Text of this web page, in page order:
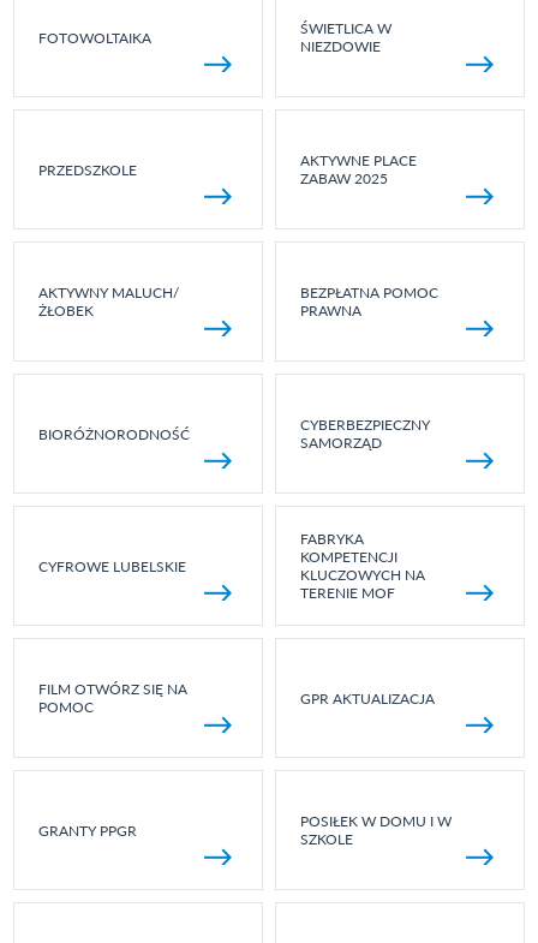
FOTOWOLTAIKA
ŚWIETLICA W
NIEZDOWIE
PRZEDSZKOLE
AKTYWNE PLACE
ZABAW 2025
AKTYWNY MALUCH/
ŻŁOBEK
BEZPŁATNA POMOC
PRAWNA
BIORÓŻNORODNOŚĆ
CYBERBEZPIECZNY
SAMORZĄD
CYFROWE LUBELSKIE
FABRYKA
KOMPETENCJI
KLUCZOWYCH NA
TERENIE MOF
FILM OTWÓRZ SIĘ NA
POMOC
GPR AKTUALIZACJA
GRANTY PPGR
POSIŁEK W DOMU I W
SZKOLE